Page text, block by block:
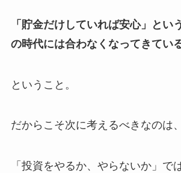
「貯金だけしていれば安心」とい
の時代には合わなくなってきてい
ということ。
だからこそ次に考えるべきなのは、
「投資をやるか、やらないか」で